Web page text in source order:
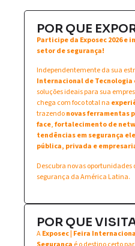
POR QUE
Participe da Exposec 2026 e
setor de segurança!
Independentemente da sua
Internacional de Tecnologia
soluções ideais para sua
chega com foco total na
trazendonovas ferramentas
face,fortalecimento de
tendências em segurança
pública, privada e
Descubra novas oportunidades
segurança da América Latina.
POR QUE
AExposec | Feira